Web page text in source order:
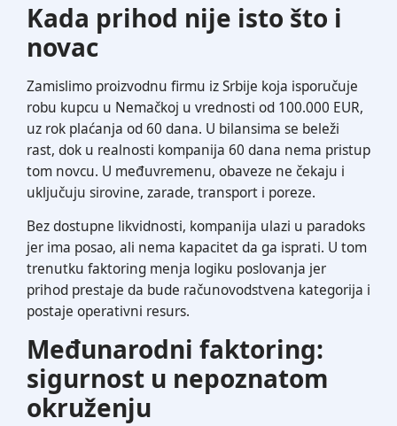
Kada prihod nije isto što i
novac
Zamislimo proizvodnu firmu iz Srbije koja isporučuje
robu kupcu u Nemačkoj u vrednosti od 100.000 EUR,
uz rok plaćanja od 60 dana. U bilansima se beleži
rast, dok u realnosti kompanija 60 dana nema pristup
tom novcu. U međuvremenu, obaveze ne čekaju i
uključuju sirovine, zarade, transport i poreze.
Bez dostupne likvidnosti, kompanija ulazi u paradoks
jer ima posao, ali nema kapacitet da ga isprati. U tom
trenutku faktoring menja logiku poslovanja jer
prihod prestaje da bude računovodstvena kategorija i
postaje operativni resurs.
Međunarodni faktoring:
sigurnost u nepoznatom
okruženju